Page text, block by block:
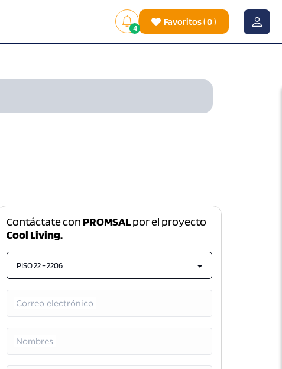
4
Favoritos(0)
Contáctate con PROMSALpor el proyecto
Cool Living.
PISO 22 - 2206
Correo electrónico
Nombres